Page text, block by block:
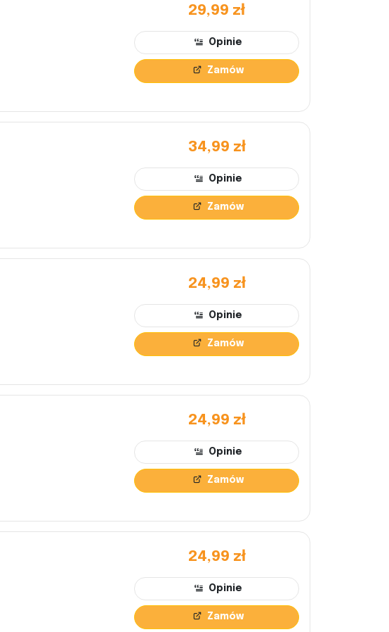
29,99 zł
Opinie
Zamów
34,99 zł
Opinie
Zamów
24,99 zł
Opinie
Zamów
24,99 zł
Opinie
Zamów
24,99 zł
Opinie
Zamów